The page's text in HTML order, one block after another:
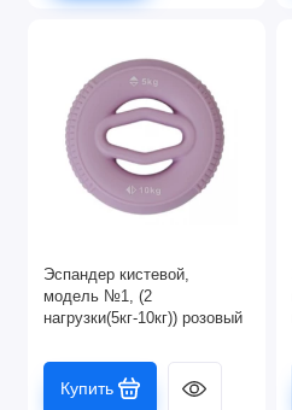
Эспандер кистевой,
модель №1, (2
нагрузки(5кг-10кг)) розовый
Купить